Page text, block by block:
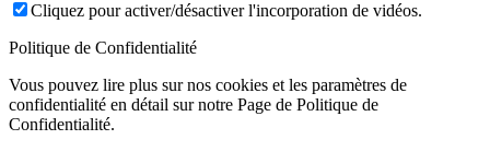
Cliquez pour activer/désactiver l'incorporation de vidéos.
Politique de Confidentialité
Vous pouvez lire plus sur nos cookies et les paramètres de
confidentialité en détail sur notre Page de Politique de
Confidentialité.